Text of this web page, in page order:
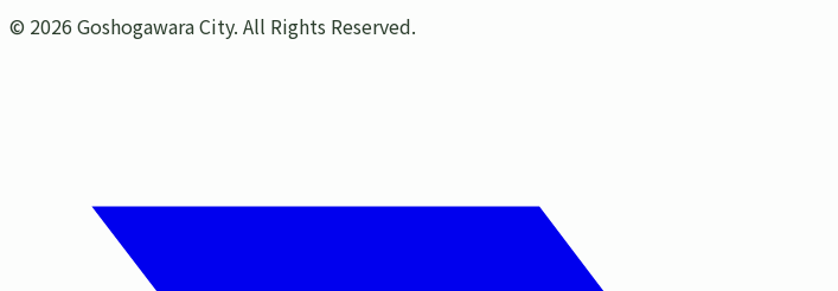
© 2026 Goshogawara City. All Rights Reserved.